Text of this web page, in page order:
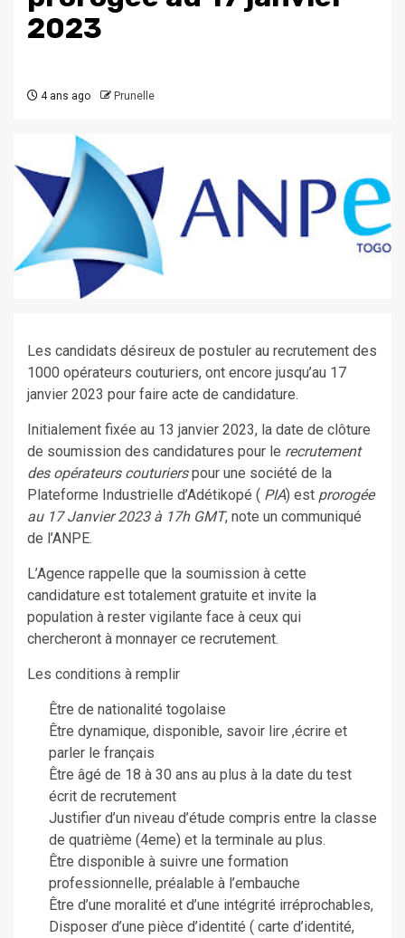
2023
4 ans ago Prunelle
Les candidats désireux de postuler au recrutement des
1000 opérateurs couturiers, ont encore jusqu’au 17
janvier 2023 pour faire acte de candidature.
Initialement fixée au 13 janvier 2023, la date de clôture
de soumission des candidatures pour le recrutement
des opérateurs couturierspour une société de la
Plateforme Industrielle d’Adétikopé ( PIA) est prorogée
au 17 Janvier 2023 à 17h GMT, note un communiqué
de l’ANPE.
L’Agence rappelle que la soumission à cette
candidature est totalement gratuite et invite la
population à rester vigilante face à ceux qui
chercheront à monnayer ce recrutement.
Les conditions à remplir
Être de nationalité togolaise
Être dynamique, disponible, savoir lire ,écrire et
parler le français
Être âgé de 18 à 30 ans au plus à la date du test
écrit de recrutement
Justifier d’un niveau d’étude compris entre la classe
de quatrième (4eme) et la terminale au plus.
Être disponible à suivre une formation
professionnelle, préalable à l’embauche
Être d’une moralité et d’une intégrité irréprochables,
Disposer d’une pièce d’identité ( carte d’identité,